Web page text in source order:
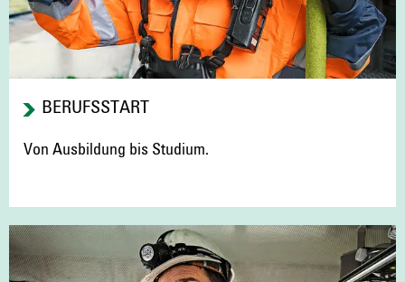
BERUFSSTART
Von Ausbildung bis Studium.